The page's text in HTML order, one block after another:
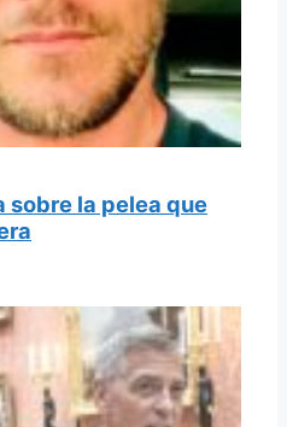
sobre la pelea que